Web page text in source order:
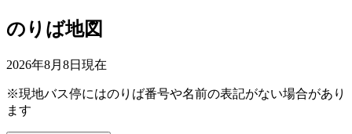
のりば地図
2026年8月8日 現在
※現地バス停にはのりば番号や名前の表記がない場合があり
ます